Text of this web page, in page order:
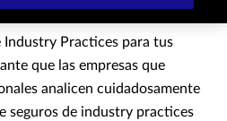
Industry Practices para tus
que las empresas que
analicen cuidadosamente
seguros de industry practices